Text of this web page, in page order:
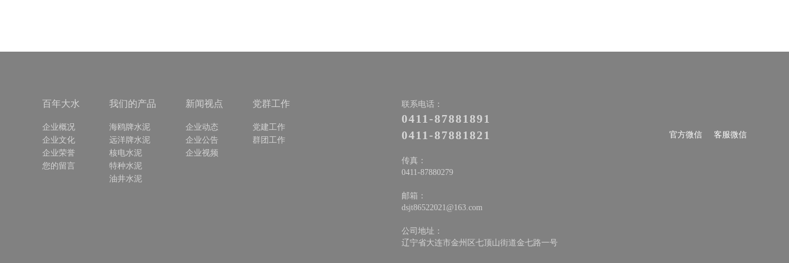
百年大水
企业概况
企业文化
企业荣誉
您的留言
我们的产品
海鸥牌水泥
远洋牌水泥
核电水泥
特种水泥
油井水泥
新闻视点
企业动态
企业公告
企业视频
党群工作
党建工作
群团工作
联系电话：
0411-87881891
0411-87881821
传真：
0411-87880279
邮箱：
dsjt86522021@163.com
公司地址：
辽宁省大连市金州区七顶山街道金七路一号
官方微信 客服微信